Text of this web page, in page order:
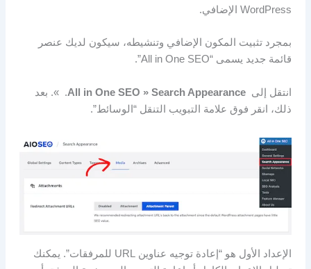
WordPress الإضافي.
بمجرد تثبيت المكون الإضافي وتنشيطه، سيكون لديك عنصر
قائمة جديد يسمى “All in One SEO”.
انتقل إلى All in One SEO » Search Appearance. ». بعد
ذلك، انقر فوق علامة التبويب التنقل “الوسائط”.
الإعداد الأول هو “إعادة توجيه عناوين URL للمرفقات”. يمكنك